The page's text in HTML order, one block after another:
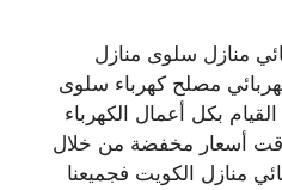
منازل سلوى منازل
مصلح كهرباء سلوى
بكل أعمال الكهرباء
أسعار مخفضة من خلال
منازل الكويت فجميعنا